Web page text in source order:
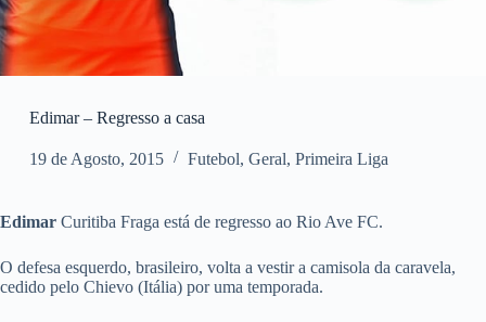
Edimar – Regresso a casa
19 de Agosto, 2015 Futebol, Geral, Primeira Liga
Edimar Curitiba Fraga está de regresso ao Rio Ave FC.
O defesa esquerdo, brasileiro, volta a vestir a camisola da caravela,
cedido pelo Chievo (Itália) por uma temporada.